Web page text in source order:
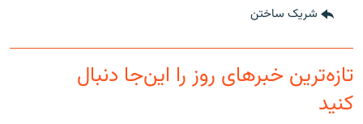
شریک ساختن
تازه‌ترین خبرهای روز را این‌جا دنبال
کنید